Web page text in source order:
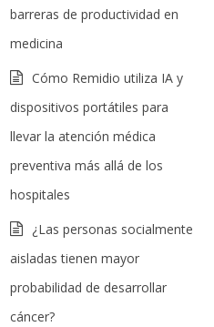
barreras de productividad en
medicina
Cómo Remidio utiliza IA y
dispositivos portátiles para
llevar la atención médica
preventiva más allá de los
hospitales
¿Las personas socialmente
aisladas tienen mayor
probabilidad de desarrollar
cáncer?